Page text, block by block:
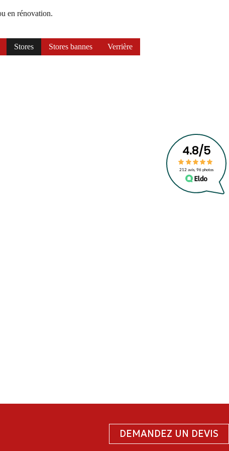
en rénovation.
Stores Stores bannes
Verrière
DEMANDEZ UN DEVIS